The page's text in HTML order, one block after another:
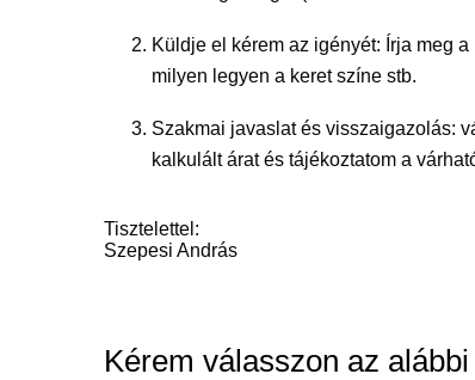
Küldje el kérem az igényét: Írja meg
milyen legyen a keret színe stb.
Szakmai javaslat és visszaigazolás:
kalkulált árat és tájékoztatom a
Tisztelettel:
Szepesi András
Kérem válasszon az